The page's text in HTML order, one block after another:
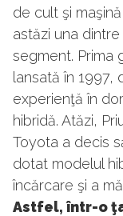
de cult şi
astăzi una
segment. Prima
lansată în
experienţă în
hibridă. Atăzi,
Toyota a decis
dotat modelul
încărcare şi a
Astfel, într-o